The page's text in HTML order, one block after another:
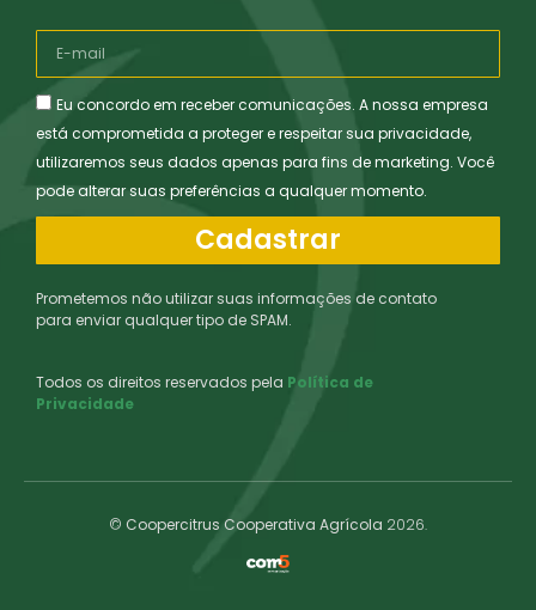
Eu concordo em receber comunicações. A nossa empresa
está comprometida a proteger e respeitar sua privacidade,
utilizaremos seus dados apenas para fins de marketing. Você
pode alterar suas preferências a qualquer momento.
Cadastrar
Prometemos não utilizar suas informações de contato
para enviar qualquer tipo de SPAM.
Todos os direitos reservados pela Política de
Privacidade
© Coopercitrus Cooperativa Agrícola 2026.